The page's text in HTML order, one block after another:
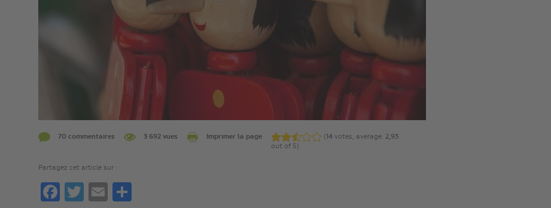
70 commentaires 3 692 vues Imprimer la page (14 votes, average: 2,93
out of 5)
Partagez cet article sur :
FacebookTwitterEmail